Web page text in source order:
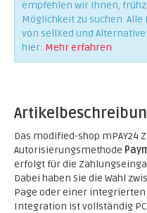
empfehlen wir Ihnen,
Möglichkeit zu suchen.
von sellXed und
hier: Mehr erfahren
Das modified-shop mPAY24
Autorisierungsmethode
erfolgt für die
Dabei haben Sie die Wahl
Page oder einer
Integration ist vollständig PCI